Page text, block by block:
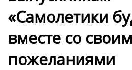
«Самолетики
вместе со
пожеланиями ️